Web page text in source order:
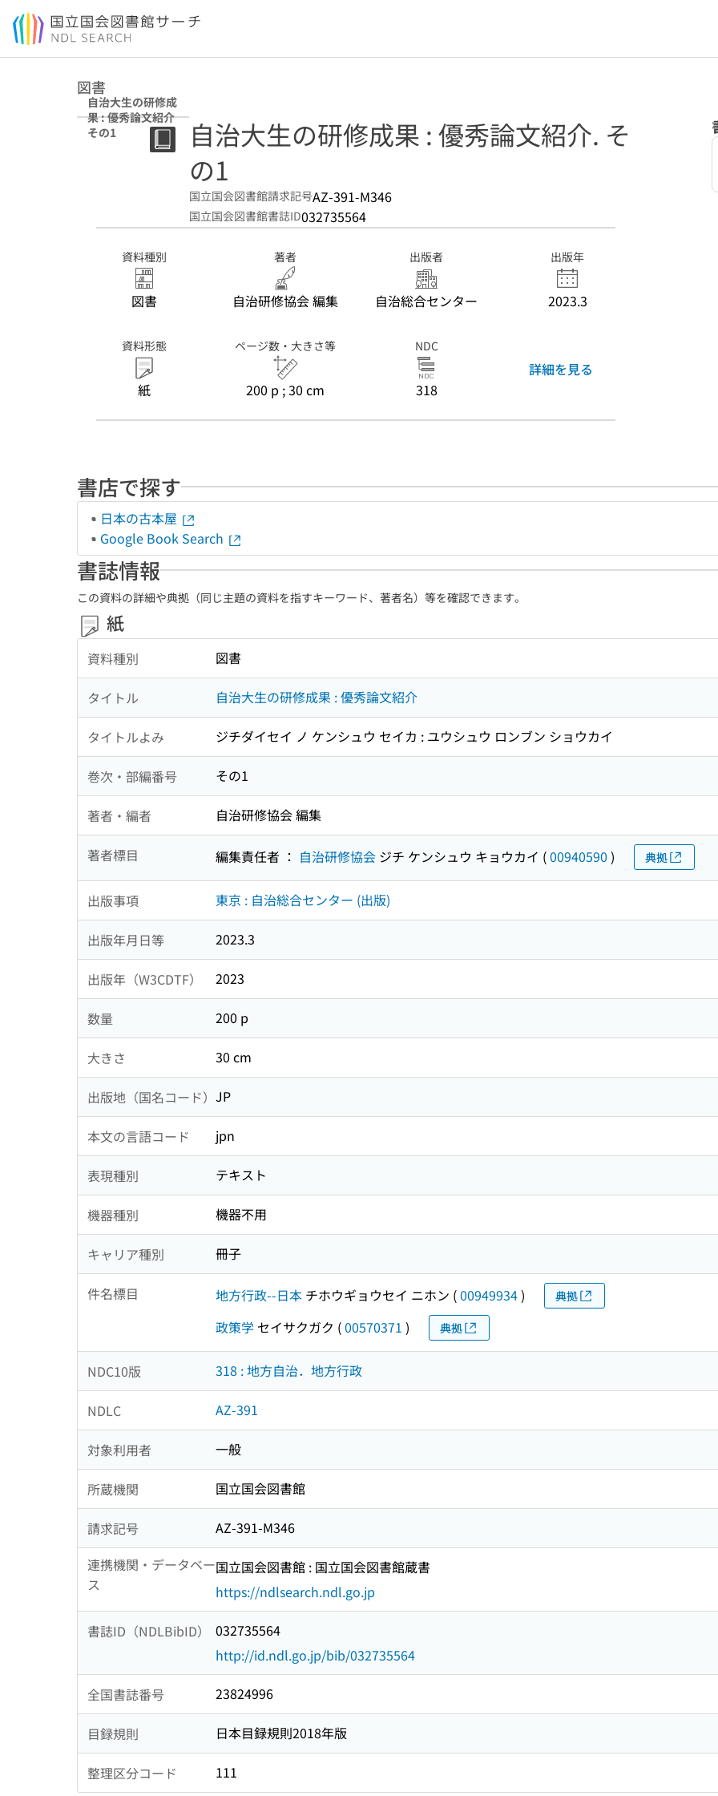
本文へ移動
図書
自治大生の研修成
果 : 優秀論文紹介
その1
自治大生の研修成果 : 優秀論文紹介. そ
の1
国立国会図書館請求記号AZ-391-M346
国立国会図書館書誌ID032735564
資料種別
図書
著者
自治研修協会 編集
出版者
自治総合センター
出版年
2023.3
資料形態
紙
ページ数・大きさ等
200 p ; 30 cm
NDC
318
詳細を見る
書店で探す
日本の古本屋
Google Book Search
書誌情報
この資料の詳細や典拠（同じ主題の資料を指すキーワード、著者名）等を確認できます。
紙
資料種別 図書
タイトル 自治大生の研修成果 : 優秀論文紹介
タイトルよみ ジチダイセイ ノ ケンシュウ セイカ : ユウシュウ ロンブン ショウカイ
巻次・部編番号 その1
著者・編者 自治研修協会 編集
著者標目 編集責任者 ： 自治研修協会 ジチ ケンシュウ キョウカイ (00940590 ) 典拠
出版事項 東京 : 自治総合センター (出版)
出版年月日等 2023.3
出版年（W3CDTF） 2023
数量 200 p
大きさ 30 cm
出版地（国名コード） JP
本文の言語コード jpn
表現種別 テキスト
機器種別 機器不用
キャリア種別 冊子
件名標目 地方行政--日本 チホウギョウセイ ニホン (00949934) 典拠
政策学 セイサクガク (00570371 ) 典拠
NDC10版 318 : 地方自治．地方行政
NDLC AZ-391
対象利用者 一般
所蔵機関 国立国会図書館
請求記号
AZ-391-M346
連携機関・データベー
ス
国立国会図書館 : 国立国会図書館蔵書
https://ndlsearch.ndl.go.jp
書誌ID（NDLBibID）
032735564
http://id.ndl.go.jp/bib/032735564
全国書誌番号 23824996
目録規則 日本目録規則2018年版
整理区分コード 111